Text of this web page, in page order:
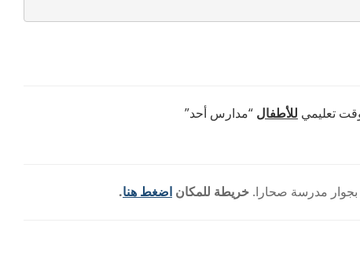
وقت تعليمي للأطفال “مدارس أحد”
خريطة للمكان اضغط هنا.